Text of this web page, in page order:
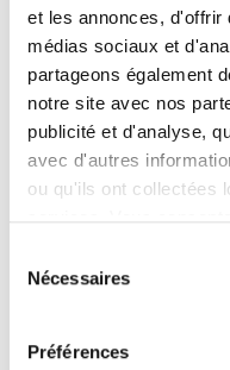
et les annonces, d'offrir
médias sociaux et
partageons également
notre site avec nos
publicité et d'analyse,
avec d'autres
ou qu'ils ont collectées
Nécessaires
Préférences